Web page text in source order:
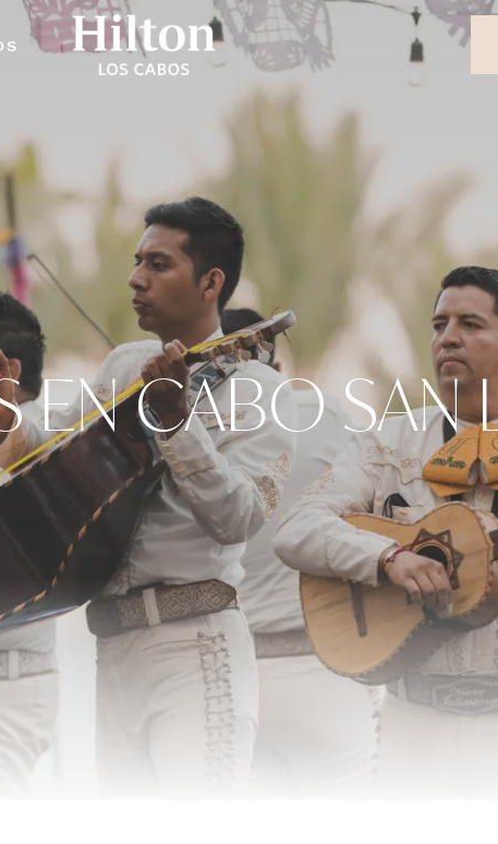
EN CABO SAN